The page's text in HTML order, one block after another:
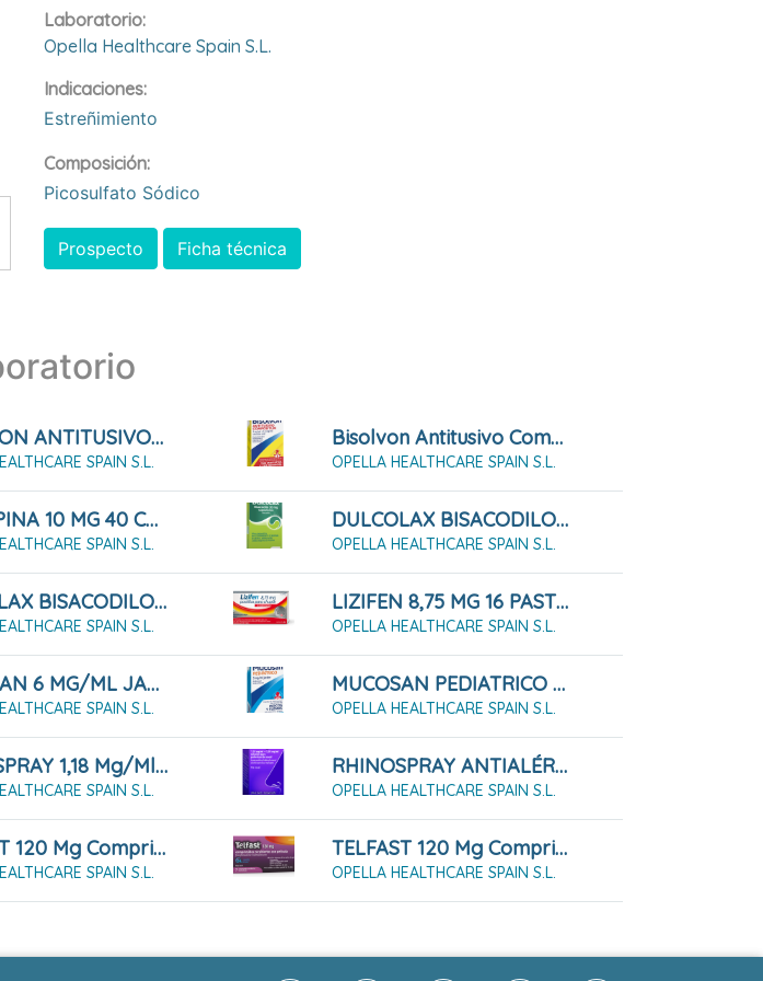
Laboratorio:
Opella Healthcare Spain S.l.
Indicaciones:
Estreñimiento
Composición:
Picosulfato Sódico
Prospecto Ficha técnica
BISOLVON ANTITUSIVO 2 MG/ML JARABE 200ML
SPAIN S.L.
Bisolvon Antitusivo Compositum 3 Mg/ml +1,5 Mg/ Ml Solución Oral, 200 Ml
OPELLA HEALTHCARE SPAIN S.L.
BUSCAPINA 10 MG 40 COMPRIMIDOS RECUBIERTOS
SPAIN S.L.
DULCOLAX BISACODILO 10 Mg, 12 Supositorios
OPELLA HEALTHCARE SPAIN S.L.
DULCOLAX BISACODILO 5 MG 30 COMPRIMIDOS GASTRORRESISTENTE
SPAIN S.L.
LIZIFEN 8,75 MG 16 PASTILLAS PARA CHUPAR Sabor Miel Y Limón
OPELLA HEALTHCARE SPAIN S.L.
MUCOSAN 6 MG/ML JARABE , 1 FRASCO DE 250 ML
SPAIN S.L.
MUCOSAN PEDIATRICO 3 MG/ML JARABE , 1 FRASCO DE 200 ML
OPELLA HEALTHCARE SPAIN S.L.
RHINOSPRAY 1,18 Mg/ml Solución Para Pulverización Nasal, 1 Envase Pulverizador De 12 Ml
SPAIN S.L.
RHINOSPRAY ANTIALÉRGICO 1,18 MG/ML + 5,05 MG/ML SOLUCIÓN PARA PULVERIZACIÓN NASAL, 1 ENVASE PULVERIZADOR DE 12 ML
OPELLA HEALTHCARE SPAIN S.L.
TELFAST 120 Mg Comprimidos Recubiertos Con Película, 15 Comprimidos
SPAIN S.L.
TELFAST 120 Mg Comprimidos Recubiertos Con Película, 7 Comprimidos
OPELLA HEALTHCARE SPAIN S.L.